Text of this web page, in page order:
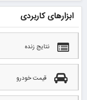
ابزارهای کاربردی
نتایج زنده
قیمت خودرو